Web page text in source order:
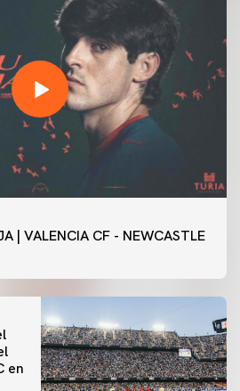
| VALENCIA CF - NEWCASTLE
en